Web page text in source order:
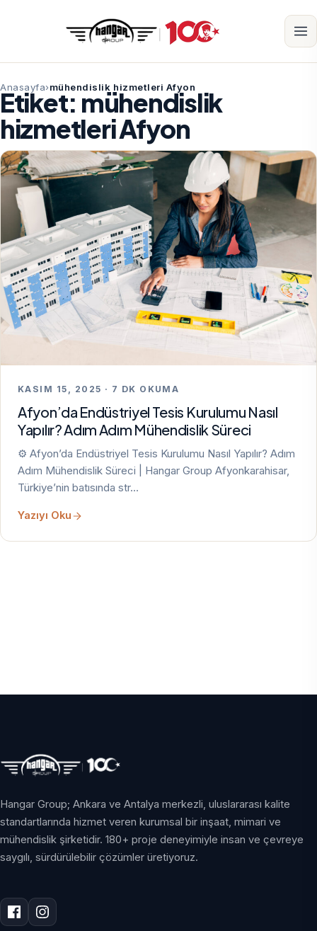
Anasayfa mühendislik hizmetleri Afyon
Etiket: mühendislik
hizmetleri Afyon
KASIM 15, 2025 · 7 DK OKUMA
Afyon’da Endüstriyel Tesis Kurulumu Nasıl
Yapılır? Adım Adım Mühendislik Süreci
⚙️ Afyon’da Endüstriyel Tesis Kurulumu Nasıl Yapılır? Adım
Adım Mühendislik Süreci | Hangar Group Afyonkarahisar,
Türkiye’nin batısında str…
Yazıyı Oku
Hangar Group; Ankara ve Antalya merkezli, uluslararası kalite
standartlarında hizmet veren kurumsal bir inşaat, mimari ve
mühendislik şirketidir. 180+ proje deneyimiyle insan ve çevreye
saygılı, sürdürülebilir çözümler üretiyoruz.